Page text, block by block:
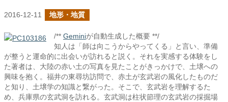
2016-12-11 地形・地質
/** Geminiが自動生成した概要 **/
知人は「師は向こうからやってくる」と言い、準備
が整うと運命的に出会いが訪れると説く。それを実感する体験をし
た著者は、大陸の赤い土の写真を見たことがきっかけで、土壌への
興味を抱く。福井の東尋坊訪問で、赤土が玄武岩の風化したものだ
と知り、土壌学の知識と繋がった。そこで、玄武岩を理解するた
め、兵庫県の玄武洞を訪れる。玄武洞は柱状節理の玄武岩の採掘場